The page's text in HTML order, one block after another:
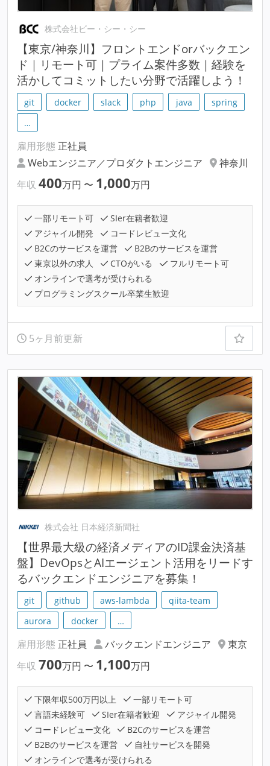
株式会社ビー・シー・シー
【東京/神奈川】フロントエンドorバックエン
ド｜リモート可｜プライム案件多数｜経験を
活かしてコミットしたい分野で活躍しよう！
git docker slack php java
spring
…
雇用形態 正社員
Webエンジニア／プロダクトエンジニア
神奈川
年収 400万円 〜 1,000万円
一部リモート可
SIer在籍者歓迎
アジャイル開発
コードレビュー文化
B2Cのサービスを運営
B2Bのサービスを運営
東京以外の求人
CTOがいる
フルリモート可
オンラインで選考が受けられる
プログラミングスクール卒業生歓迎
5ヶ月前更新
株式会社 日本経済新聞社
【世界最大級の経済メディアのID課金決済基
盤】DevOpsとAIエージェント活用をリードす
るバックエンドエンジニアを募集！
git github aws-lambda
qiita-team
aurora
docker …
雇用形態 正社員 バックエンドエンジニア
東京
年収 700万円 〜 1,100万円
下限年収500万円以上
一部リモート可
言語未経験可
SIer在籍者歓迎
アジャイル開発
コードレビュー文化
B2Cのサービスを運営
B2Bのサービスを運営
自社サービスを開発
オンラインで選考が受けられる